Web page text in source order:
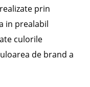
prin
in prealabil
culorile
de brand a